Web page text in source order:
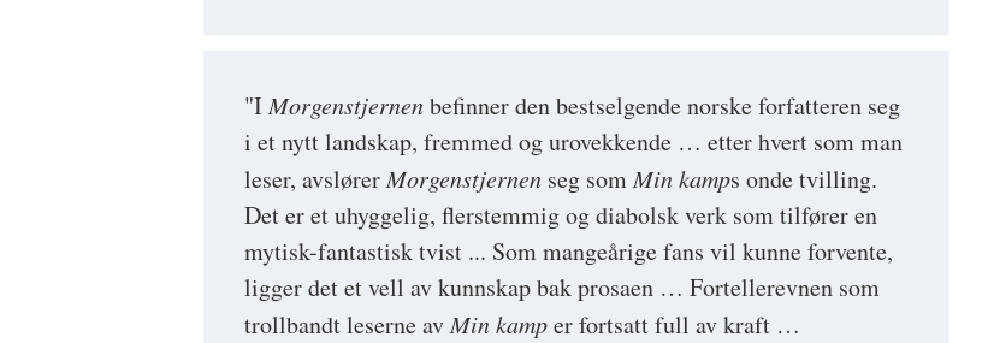
"IMorgenstjernenbefinner den bestselgende norske forfatteren seg
i et nytt landskap, fremmed og urovekkende … etter hvert som man
leser, avslørerMorgenstjernen seg somMin kamps onde tvilling.
Det er et uhyggelig, flerstemmig og diabolsk verk som tilfører en
mytisk-fantastisk tvist ... Som mangeårige fans vil kunne forvente,
ligger det et vell av kunnskap bak prosaen … Fortellerevnen som
trollbandt leserne avMin kamper fortsatt full av kraft …